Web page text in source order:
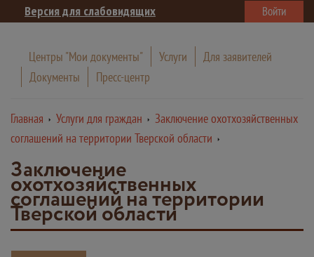
Версия для слабовидящих Войти
Центры "Мои документы" Услуги
Для заявителей
Документы
Пресс-центр
Главная Услуги для граждан
Заключение охотхозяйственных
соглашений на территории Тверской области
Заключение
охотхозяйственных
соглашений на территории
Тверской области